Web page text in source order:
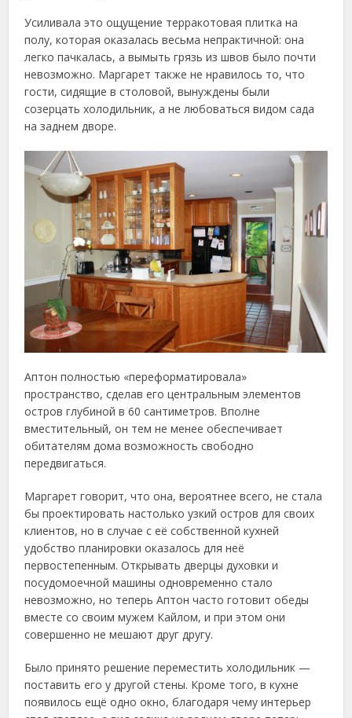
Усиливала это ощущение терракотовая плитка на
полу, которая оказалась весьма непрактичной: она
легко пачкалась, а вымыть грязь из швов было почти
невозможно. Маргарет также не нравилось то, что
гости, сидящие в столовой, вынуждены были
созерцать холодильник, а не любоваться видом сада
на заднем дворе.
Аптон полностью «переформатировала»
пространство, сделав его центральным элементов
остров глубиной в 60 сантиметров. Вполне
вместительный, он тем не менее обеспечивает
обитателям дома возможность свободно
передвигаться.
Маргарет говорит, что она, вероятнее всего, не стала
бы проектировать настолько узкий остров для своих
клиентов, но в случае с её собственной кухней
удобство планировки оказалось для неё
первостепенным. Открывать дверцы духовки и
посудомоечной машины одновременно стало
невозможно, но теперь Аптон часто готовит обеды
вместе со своим мужем Кайлом, и при этом они
совершенно не мешают друг другу.
Было принято решение переместить холодильник —
поставить его у другой стены. Кроме того, в кухне
появилось ещё одно окно, благодаря чему интерьер